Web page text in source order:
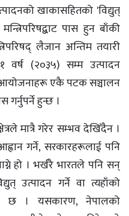
खाकासहितको 'विद्युत्
पास हुन बाँकी
लैजान अन्तिम तयारी
(२०३५) सम्म उत्पादन
एकै पटक सञ्चालन
गर्नुपर्ने हुन्छ ।
मात्रै गरेर सम्भव देखिँदैन ।
गर्ने, सरकारहरूलाई पनि
हो । भर्खरै भारतले पनि सन्
उत्पादन गर्ने वा त्यहाँको
छ । यसकारण, नेपालको